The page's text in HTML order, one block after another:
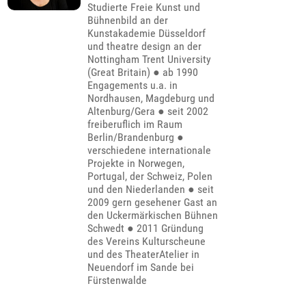
Studierte Freie Kunst und
Bühnenbild an der
Kunstakademie Düsseldorf
und theatre design an der
Nottingham Trent University
(Great Britain) ● ab 1990
Engagements u.a. in
Nordhausen, Magdeburg und
Altenburg/Gera ● seit 2002
freiberuflich im Raum
Berlin/Brandenburg ●
verschiedene internationale
Projekte in Norwegen,
Portugal, der Schweiz, Polen
und den Niederlanden ● seit
2009 gern gesehener Gast an
den Uckermärkischen Bühnen
Schwedt ● 2011 Gründung
des Vereins Kulturscheune
und des TheaterAtelier in
Neuendorf im Sande bei
Fürstenwalde